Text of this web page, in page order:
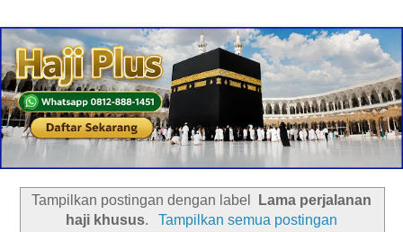
Tampilkan postingan dengan label
​ ​Lama perjalanan
haji khusus​. Tampilkan semua postingan